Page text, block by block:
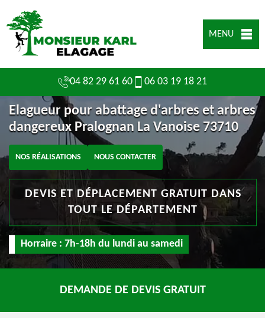
MENU
04 82 29 61 60 06 03 19 18 21
Elagueur pour abattage d'arbres et arbres
dangereux Pralognan La Vanoise 73710
NOS RÉALISATIONS NOUS CONTACTER
DEVIS ET DÉPLACEMENT GRATUIT DANS
TOUT LE DÉPARTEMENT
Horraire : 7h-18h du lundi au samedi
DEMANDE DE DEVIS GRATUIT